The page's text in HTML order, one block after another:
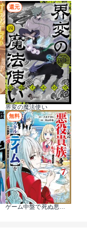
還元
界変の魔法使い
無料